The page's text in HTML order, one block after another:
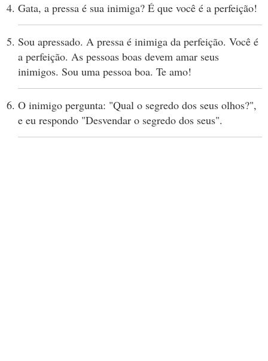
Gata, a pressa é sua inimiga? É que você é a perfeição!
Sou apressado. A pressa é inimiga da perfeição. Você é
a perfeição. As pessoas boas devem amar seus
inimigos. Sou uma pessoa boa. Te amo!
O inimigo pergunta: "Qual o segredo dos seus olhos?",
e eu respondo "Desvendar o segredo dos seus".